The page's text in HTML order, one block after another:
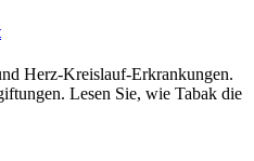
Herz-Kreislauf-Erkrankungen.
Lesen Sie, wie Tabak die